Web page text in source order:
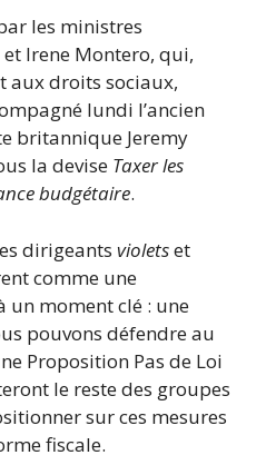
les ministres
Irene Montero, qui,
aux droits sociaux,
lundi l’ancien
britannique Jeremy
la devise Taxer les
budgétaire.
dirigeants violetset
comme une
un moment clé : une
pouvons défendre au
Proposition Pas de Loi
le reste des groupes
sur ces mesures
fiscale.